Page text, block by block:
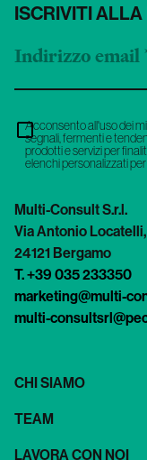
ISCRIVITI
Acconsento all'uso dei
segnali, fermenti e
prodotti e servizi per
elenchi personalizzati
Multi-Consult S.r.l.
Via Antonio Locatelli,
24121 Bergamo
T. +39 035 233350
marketing@multi-
multi-
CHI SIAMO
TEAM
LAVORA CON NOI